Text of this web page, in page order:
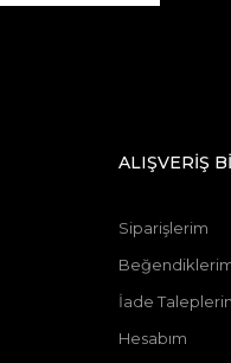
ALIŞVERİŞ
Siparişlerim
İade
Hesabım